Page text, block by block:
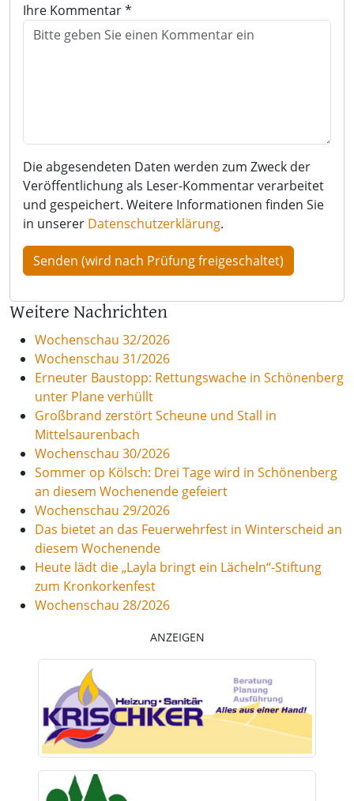
Ihre Kommentar *
Die abgesendeten Daten werden zum Zweck der
Veröffentlichung als Leser-Kommentar verarbeitet
und gespeichert. Weitere Informationen finden Sie
in unserer Datenschutzerklärung.
Weitere Nachrichten
Wochenschau 32/2026
Wochenschau 31/2026
Erneuter Baustopp: Rettungswache in Schönenberg
unter Plane verhüllt
Großbrand zerstört Scheune und Stall in
Mittelsaurenbach
Wochenschau 30/2026
Sommer op Kölsch: Drei Tage wird in Schönenberg
an diesem Wochenende gefeiert
Wochenschau 29/2026
Das bietet an das Feuerwehrfest in Winterscheid an
diesem Wochenende
Heute lädt die „Layla bringt ein Lächeln“-Stiftung
zum Kronkorkenfest
Wochenschau 28/2026
ANZEIGEN